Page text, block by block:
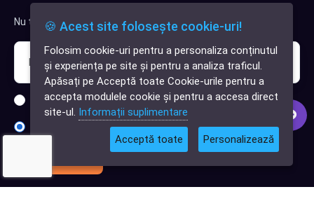
✕
Cauți o aplicație
software?
Nu trimitem spam, deci nu îți face griji.
Sunt interesat de clienți pentru compania mea IT
Sunt interesat de achiziții software
🍪 Acest site folosește cookie-uri!
Folosim cookie-uri pentru a personaliza conținutul
și experiența pe site și pentru a analiza traficul.
Apăsați pe Acceptă toate Cookie-urile pentru a
accepta modulele cookie și pentru a accesa direct
site-ul. Informații suplimentare
Acceptă toate Personalizează